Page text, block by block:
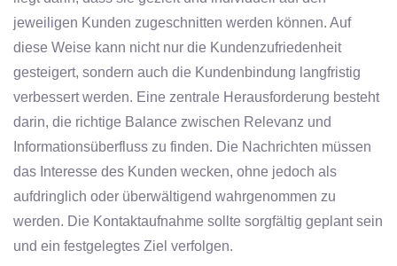
jeweiligen Kunden zugeschnitten werden können. Auf
diese Weise kann nicht nur die Kundenzufriedenheit
gesteigert, sondern auch die Kundenbindung langfristig
verbessert werden. Eine zentrale Herausforderung besteht
darin, die richtige Balance zwischen Relevanz und
Informationsüberfluss zu finden. Die Nachrichten müssen
das Interesse des Kunden wecken, ohne jedoch als
aufdringlich oder überwältigend wahrgenommen zu
werden. Die Kontaktaufnahme sollte sorgfältig geplant sein
und ein festgelegtes Ziel verfolgen.